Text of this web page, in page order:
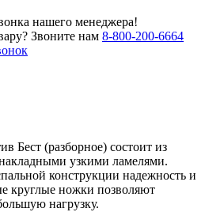
нашего менеджера!
Звоните нам 8-800-200-6664
Бест (разборное) состоит из
узкими ламелями.
конструкции надежность и
круглые ножки позволяют
нагрузку.